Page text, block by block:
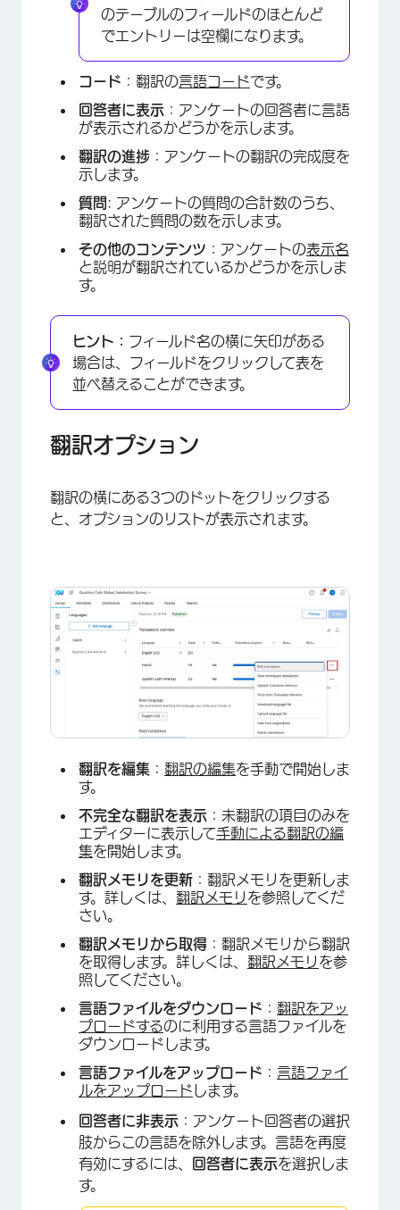
のテーブルのフィールドのほとんど
でエントリーは空欄になります。
コード ：翻訳の言語コードです。
回答者に表示 ：アンケートの回答者に言語
が表示されるかどうかを示します。
翻訳の進捗 ：アンケートの翻訳の完成度を
示します。
質問 : アンケートの質問の合計数のうち、
翻訳された質問の数を示します。
その他のコンテンツ ：アンケートの表示名
と説明が翻訳されているかどうかを示しま
す。
ヒント： フィールド名の横に矢印がある
場合は、フィールドをクリックして表を
並べ替えることができます。
翻訳オプション
翻訳の横にある3つのドットをクリックする
と、オプションのリストが表示されます。
翻訳を編集 ： 翻訳の編集を手動で開始しま
す。
不完全な翻訳を表示 ：未翻訳の項目のみを
エディターに表示して手動による翻訳の編
集を開始します。
翻訳メモリを更新 ：翻訳メモリを更新しま
す。詳しくは、 翻訳メモリ を参照してくだ
さい。
翻訳メモリから取得 ：翻訳メモリから翻訳
を取得します。詳しくは、 翻訳メモリ を参
照してください。
言語ファイルをダウンロード ： 翻訳をアッ
プロードするのに利用する言語ファイルを
ダウンロードします。
言語ファイルをアップロード ： 言語ファイ
ルをアップロードします。
回答者に非表示 ：アンケート回答者の選択
肢からこの言語を除外します。言語を再度
有効にするには、
回答者に表示を選択しま
す。